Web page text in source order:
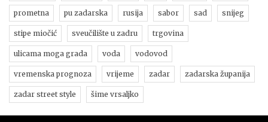
prometna pu zadarska rusija sabor sad snijeg
stipe miočić sveučilište u zadru trgovina
ulicama moga grada voda vodovod
vremenska prognoza vrijeme zadar zadarska županija
zadar street style šime vrsaljko